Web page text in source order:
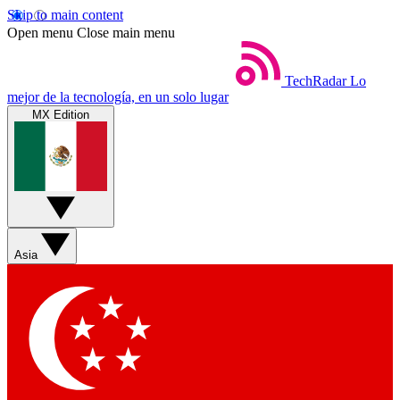
Skip to main content
Open menu Close main menu
TechRadar Lo
mejor de la tecnología, en un solo lugar
MX Edition
Asia